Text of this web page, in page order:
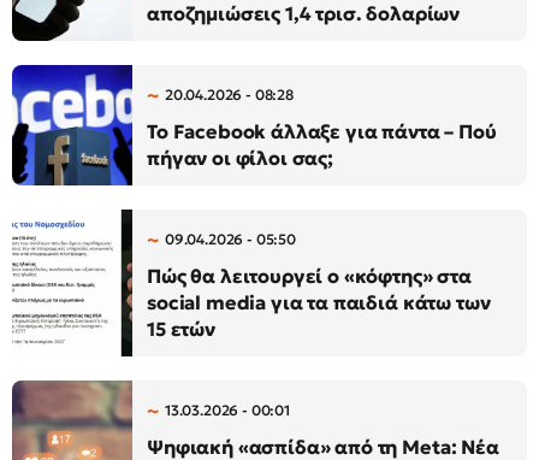
αποζημιώσεις 1,4 τρισ. δολαρίων
20.04.2026 - 08:28
Το Facebook άλλαξε για πάντα – Πού
πήγαν οι φίλοι σας;
09.04.2026 - 05:50
Πώς θα λειτουργεί ο «κόφτης» στα
social media για τα παιδιά κάτω των
15 ετών
13.03.2026 - 00:01
Ψηφιακή «ασπίδα» από τη Meta: Νέα